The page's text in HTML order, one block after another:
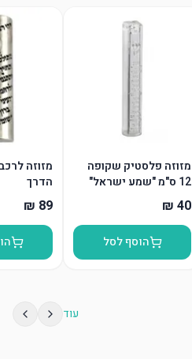
מזוזה פלסטיק שקופה
12 ס"מ "שמע ישראל"
"ש" כסף
הוסף לסל
מזוזה
הדרך
עוד